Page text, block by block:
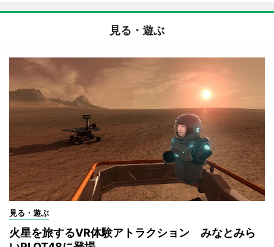
見る・遊ぶ
見る・遊ぶ
火星を旅するVR体験アトラクション みなとみら